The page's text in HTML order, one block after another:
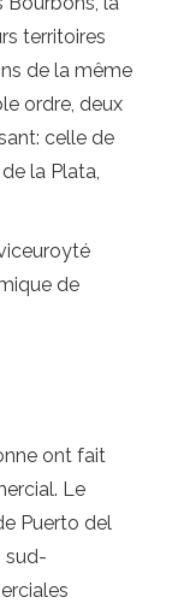
territoires
de la même
ordre, deux
celle de
la Plata,
de
ont fait
Le
Puerto del
sud-